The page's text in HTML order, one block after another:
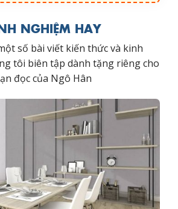
NGHIỆM HAY
số bài viết kiến thức và kinh
tôi biên tập dành tặng riêng cho
đọc của Ngô Hân